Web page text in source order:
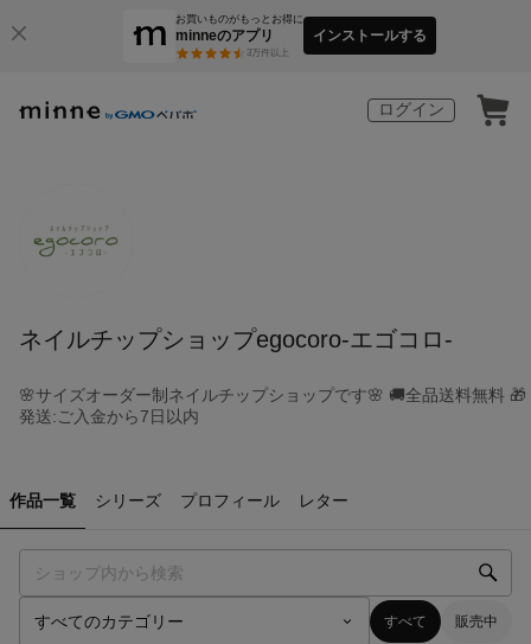
お買いものがもっとお得に
minneのアプリ
3万件以上
インストールする
ログイン
ネイルチップショップegocoro-エゴコロ-
🌸サイズオーダー制ネイルチップショップです🌸 🚚全品送料無料 🎁
発送:ご入金から7日以内
作品一覧 シリーズ プロフィール レター
すべて 販売中